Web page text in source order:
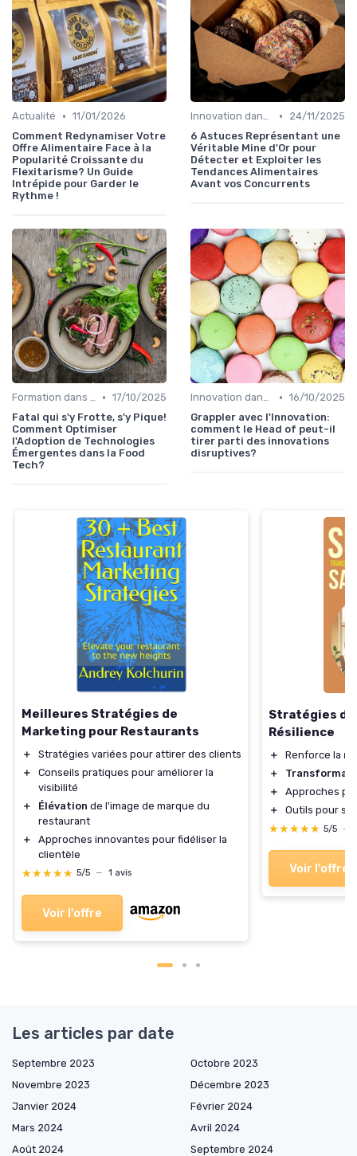
Actualité • 11/01/2026
Comment Redynamiser Votre
Offre Alimentaire Face à la
Popularité Croissante du
Flexitarisme? Un Guide
Intrépide pour Garder le
Rythme !
Innovation dans la food •
24/11/2025
6 Astuces Représentant une
Véritable Mine d'Or pour
Détecter et Exploiter les
Tendances Alimentaires
Avant vos Concurrents
Formation dans la food • 17/10/2025
Fatal qui s'y Frotte, s'y Pique!
Comment Optimiser
l'Adoption de Technologies
Émergentes dans la Food
Tech?
Innovation dans la food • 16/10/2025
Grappler avec l'Innovation:
comment le Head of peut-il
tirer parti des innovations
disruptives?
Meilleures Stratégies de
Marketing pour Restaurants
＋
Stratégies variées pour attirer des clients
＋
Conseils pratiques pour améliorer la
visibilité
＋
Élévation de l'image de marque du
restaurant
＋
Approches innovantes pour fidéliser la
clientèle
★★★★★
★★★★★ 5/5 — 1 avis
Voir l'offre
Stratégies
Résilience
＋ Renforce la
＋
＋
Approches
＋
Outils pour
★★★★★
★★★★★ 5/5 —
Voir l'offre
Les articles par date
Septembre 2023
Octobre 2023
Novembre 2023
Décembre 2023
Janvier 2024
Février 2024
Mars 2024
Avril 2024
Août 2024
Septembre 2024